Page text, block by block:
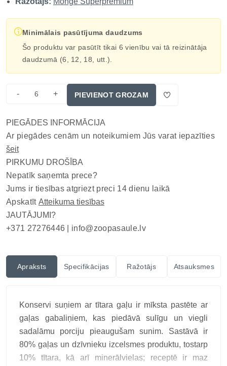
Minimālais pasūtījuma daudzums
Šo produktu var pasūtīt tikai 6 vienību vai tā reizinātāja
daudzumā (6, 12, 18, utt.).
- + PIEVIENOT GROZAM
PIEGĀDES INFORMĀCIJA
Ar piegādes cenām un noteikumiem Jūs varat iepazīties
šeit
PIRKUMU DROŠĪBA
Nepatīk saņemta prece?
Jums ir tiesības atgriezt preci 14 dienu laikā
Apskatīt Atteikuma tiesības
JAUTĀJUMI?
+371 27276446 | info@zoopasaule.lv
Apraksts Specifikācijas Ražotājs Atsauksmes
Konservi suņiem ar tītara gaļu ir mīksta pastēte ar
gaļas gabaliņiem, kas piedāvā sulīgu un viegli
sadalāmu porciju pieaugušam sunim. Sastāvā ir
80% gaļas un dzīvnieku izcelsmes produktu, tostarp
10% tītara, kā arī minerālvielas; receptē ir maz